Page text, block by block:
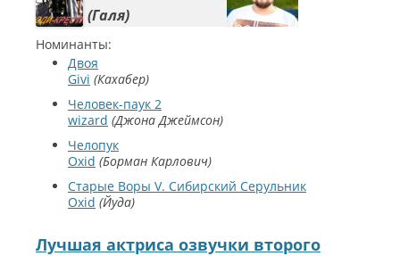
Галя
Номинанты:
Двоя
Givi Кахабер
Человек-паук 2
wizard Джона Джеймсон
Челопук
Oxid Борман Карлович
Старые Воры V. Сибирский Серульник
Oxid Йуда
Лучшая актриса озвучки второго